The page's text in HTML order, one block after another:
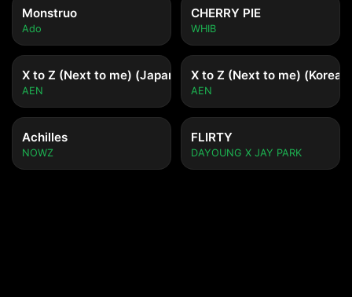
Monstruo
Ado
CHERRY PIE
WHIB
X to Z (Next to me) (Japanese ver.)
AEN
X to Z (Next to me) (Korean
AEN
Achilles
NOWZ
FLIRTY
DAYOUNG X JAY PARK